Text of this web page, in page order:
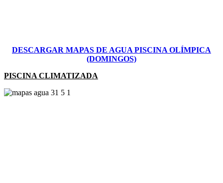
DESCARGAR MAPAS DE AGUA PISCINA OLÍMPICA
(DOMINGOS)
PISCINA CLIMATIZADA